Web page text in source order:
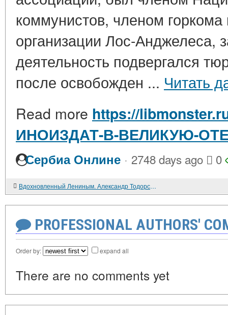
коммунистов, членом
организации Лос-Анджелеса,
деятельность подвергался
после освобожден ... Читать
Read more https://
ИНОИЗДАТ-В-ВЕЛИКУЮ-
Сербиа Онлине · 2748 days ago 0
Вдохновленный Лениным. Александр Тодорский: произведения о родном крае, биографические и другие материалы. Московский рабочий. Калининское отделение. 1985. 287 с. (I); Александр Тодорский. Воспоминания друзей и соратников. М. Воениздат. 1986. 182 с. (II).
PROFESSIONAL AUTHORS'
Order by: expand all
There are no comments yet